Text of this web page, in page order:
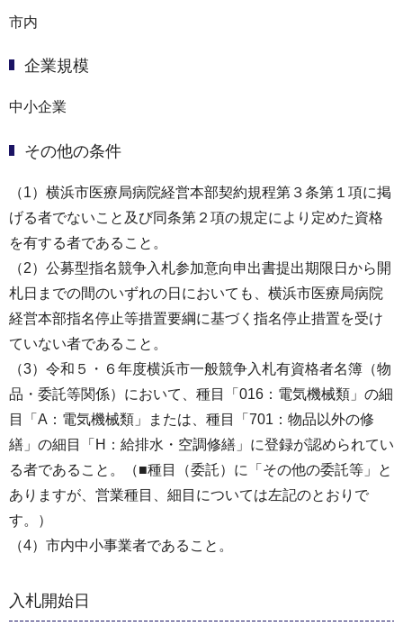
市内
企業規模
中小企業
その他の条件
（1）横浜市医療局病院経営本部契約規程第３条第１項に掲
げる者でないこと及び同条第２項の規定により定めた資格
を有する者であること。
（2）公募型指名競争入札参加意向申出書提出期限日から開
札日までの間のいずれの日においても、横浜市医療局病院
経営本部指名停止等措置要綱に基づく指名停止措置を受け
ていない者であること。
（3）令和５・６年度横浜市一般競争入札有資格者名簿（物
品・委託等関係）において、種目「016：電気機械類」の細
目「A：電気機械類」または、種目「701：物品以外の修
繕」の細目「H：給排水・空調修繕」に登録が認められてい
る者であること。（■種目（委託）に「その他の委託等」と
ありますが、営業種目、細目については左記のとおりで
す。）
（4）市内中小事業者であること。
入札開始日